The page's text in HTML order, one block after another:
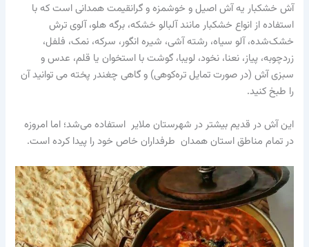
آش خشکبار یه آش اصیل و خوشمزه و گرانقیمت همدانی است که با
استفاده از انواع خشکبار مانند آلبالو خشکه، برگه‌ هلو، آلوی ترش
خشک‌شده، آلو سیاه، رشته‌ آشی، شیره‌ انگور، سرکه، نمک، فلفل،
زردچوبه، پیاز، نعنا، نخود، لویبا، گوشت با استخوان یا قلم، عدس و
سبزی آش (در صورت تمایل تره‌کوهی) و گاهی چغندر پخته می توانید آن
را طبخ کنید.
این آش در قدیم بیشتر در شهرستان ملایر استفاده می‌شد؛ اما امروزه
در تمام مناطق استان همدان طرفداران خاص خود را پیدا کرده است.